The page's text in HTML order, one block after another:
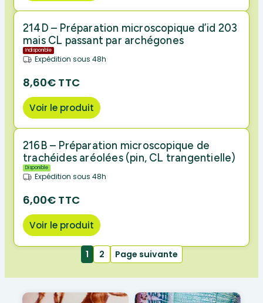
214D – Préparation microscopique d’id 203
mais CL passant par archégones
Indisponible
Expédition sous 48h
8,60€ TTC
Voir le produit
216B – Préparation microscopique de
trachéides aréolées (pin, CL trangentielle)
Disponible
Expédition sous 48h
6,00€ TTC
Voir le produit
1 2 Page suivante